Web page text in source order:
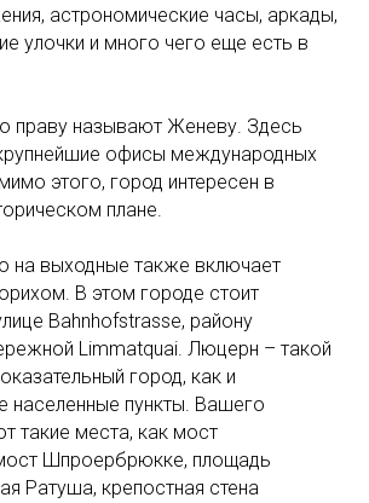
астрономические часы, аркады,
улочки и много чего еще есть в
праву называют Женеву. Здесь
офисы международных
этого, город интересен в
плане.
на выходные также включает
В этом городе стоит
Bahnhofstrasse, району
Limmatquai. Люцерн – такой
город, как и
населенные пункты. Вашего
такие места, как мост
Шпроербрюкке, площадь
Ратуша, крепостная стена